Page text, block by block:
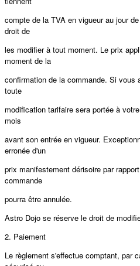
compte de la TVA en vigueur au jour
droit de
les modifier à tout moment. Le prix
moment de la
confirmation de la commande. Si vous
toute
modification tarifaire sera portée à
mois
avant son entrée en vigueur.
erronée d'un
prix manifestement dérisoire par
commande
pourra être annulée.
Astro Dojo se réserve le droit de
2. Paiement
Le règlement s'eﬀectue comptant, par